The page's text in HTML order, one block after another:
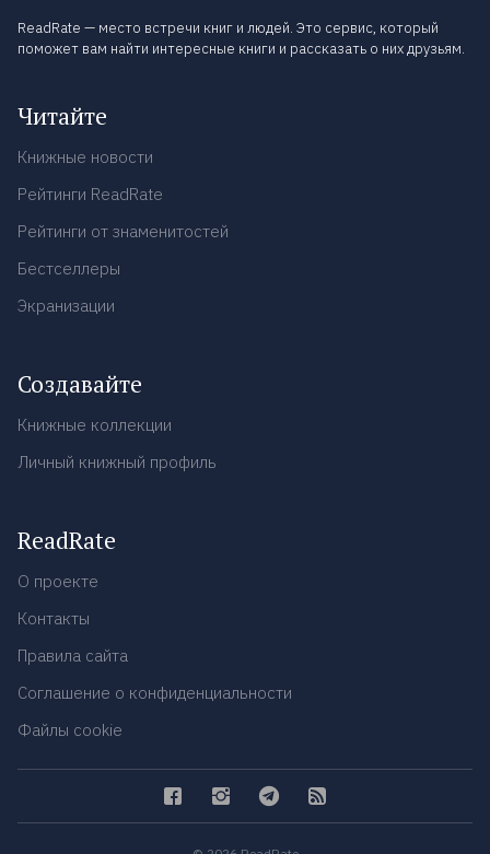
ReadRate — место встречи книг и людей. Это сервис, который
поможет вам найти интересные книги и рассказать о них друзьям.
Читайте
Книжные новости
Рейтинги ReadRate
Рейтинги от знаменитостей
Бестселлеры
Экранизации
Создавайте
Книжные коллекции
Личный книжный профиль
ReadRate
О проекте
Контакты
Правила сайта
Соглашение о конфиденциальности
Файлы cookie